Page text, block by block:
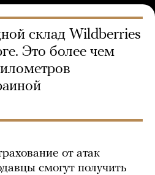
склад Wildberries
Это более чем
от атак
смогут получить